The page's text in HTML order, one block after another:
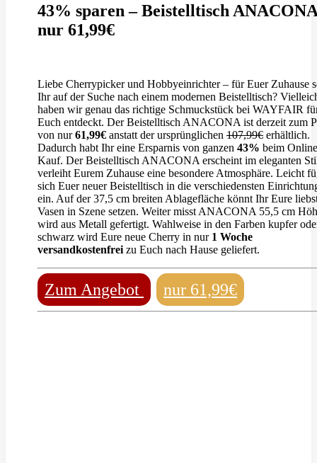
43% sparen – Beistelltisch
nur 61,99€
Liebe Cherrypicker und Hobbyeinrichter – für Euer Zuhause
Ihr auf der Suche nach einem modernen Beistelltisch?
haben wir genau das richtige Schmuckstück bei WAYFAIR
Euch entdeckt. Der Beistelltisch ANACONA ist derzeit zum
von nur61,99€ anstatt der ursprünglichen 107,99€ erhältlich.
Dadurch habt Ihr eine Ersparnis von ganzen 43% beim Online
Kauf. Der Beistelltisch ANACONA erscheint im eleganten
verleiht Eurem Zuhause eine besondere Atmosphäre. Leicht
sich Euer neuer Beistelltisch in die verschiedensten
ein. Auf der 37,5 cm breiten Ablagefläche könnt Ihr Eure
Vasen in Szene setzen. Weiter misst ANACONA 55,5 cm
wird aus Metall gefertigt. Wahlweise in den Farben kupfer
schwarz wird Eure neue Cherry in nur 1 Woche
versandkostenfrei zu Euch nach Hause geliefert.
Zum Angebot nur 61,99€